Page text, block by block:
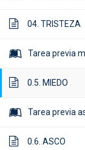
Home
04. TRISTEZA
Tarea previa
0.5. MIEDO
Tarea previa
0.6. ASCO